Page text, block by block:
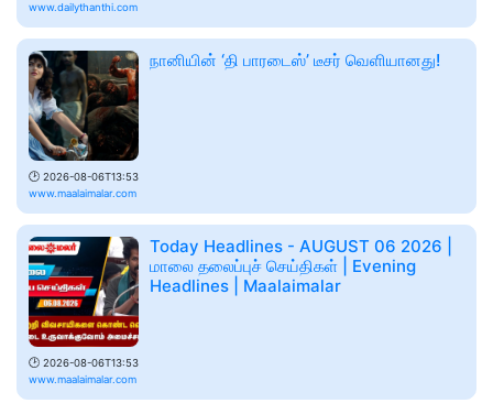
www.dailythanthi.com
🕑 2026-08-06T13:53
www.maalaimalar.com
நானியின் ‘தி பாரடைஸ்’ டீசர் வெளியானது!
🕑 2026-08-06T13:53
www.maalaimalar.com
Today Headlines - AUGUST 06 2026 |
மாலை தலைப்புச் செய்திகள் | Evening
Headlines | Maalaimalar